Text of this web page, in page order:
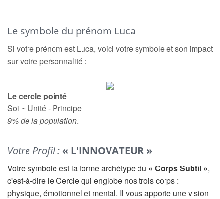
Le symbole du prénom Luca
Si votre prénom est Luca, voici votre symbole et son impact
sur votre personnalité :
Le cercle pointé
Soi ~ Unité - Principe
9% de la population.
Votre Profil : « L'INNOVATEUR »
Votre symbole est la forme archétype du « Corps Subtil »,
c'est-à-dire le Cercle qui englobe nos trois corps :
physique, émotionnel et mental. Il vous apporte une vision